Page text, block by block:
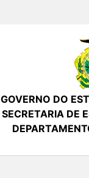
GOVERNO DO
SECRETARIA DE